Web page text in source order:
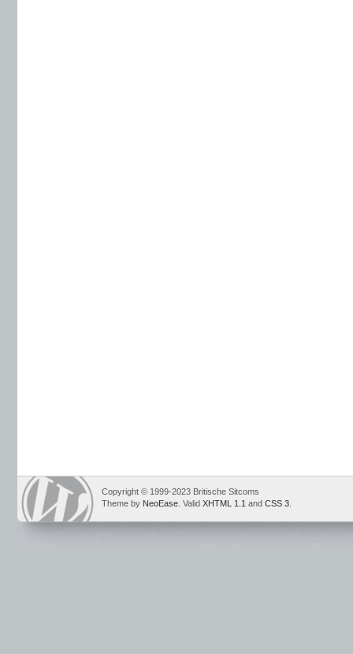
Copyright © 1999-2023 Britische Sitcoms
Theme by NeoEase . Valid XHTML 1.1 and CSS 3